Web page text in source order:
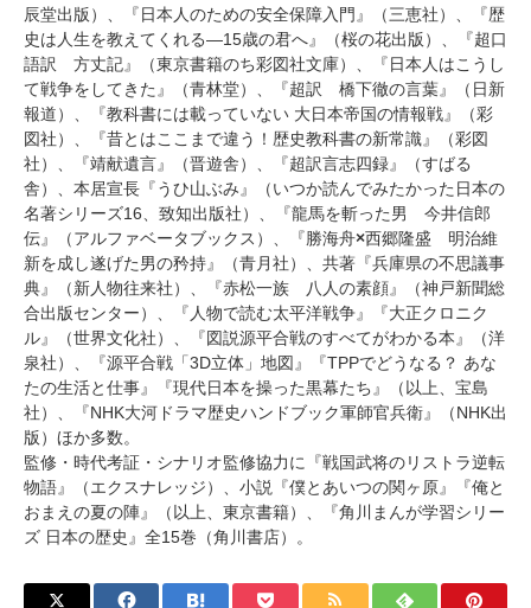
辰堂出版）、『日本人のための安全保障入門』（三恵社）、『歴
史は人生を教えてくれる―15歳の君へ』（桜の花出版）、『超口
語訳 方丈記』（東京書籍のち彩図社文庫）、『日本人はこうし
て戦争をしてきた』（青林堂）、『超訳 橋下徹の言葉』（日新
報道）、『教科書には載っていない 大日本帝国の情報戦』（彩
図社）、『昔とはここまで違う！歴史教科書の新常識』（彩図
社）、『靖献遺言』（晋遊舎）、『超訳言志四録』（すばる
舎）、本居宣長『うひ山ぶみ』（いつか読んでみたかった日本の
名著シリーズ16、致知出版社）、『龍馬を斬った男 今井信郎
伝』（アルファベータブックス）、『勝海舟×西郷隆盛 明治維
新を成し遂げた男の矜持』（青月社）、共著『兵庫県の不思議事
典』（新人物往来社）、『赤松一族 八人の素顔』（神戸新聞総
合出版センター）、『人物で読む太平洋戦争』『大正クロニク
ル』（世界文化社）、『図説源平合戦のすべてがわかる本』（洋
泉社）、『源平合戦「3D立体」地図』『TPPでどうなる？ あな
たの生活と仕事』『現代日本を操った黒幕たち』（以上、宝島
社）、『NHK大河ドラマ歴史ハンドブック軍師官兵衛』（NHK出
版）ほか多数。
監修・時代考証・シナリオ監修協力に『戦国武将のリストラ逆転
物語』（エクスナレッジ）、小説『僕とあいつの関ヶ原』『俺と
おまえの夏の陣』（以上、東京書籍）、『角川まんが学習シリー
ズ 日本の歴史』全15巻（角川書店）。